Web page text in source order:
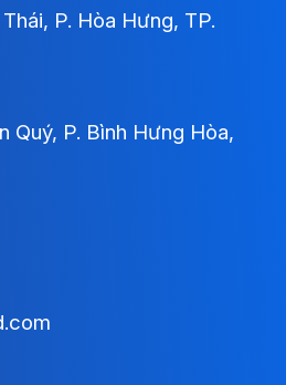
P. Hòa Hưng, TP.
Quý, P. Bình Hưng Hòa,